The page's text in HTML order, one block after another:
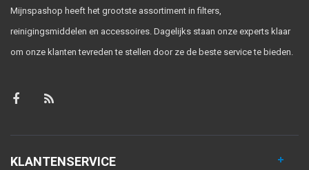
Mijnspashop heeft het grootste assortiment in filters,
reinigingsmiddelen en accessoires. Dagelijks staan onze experts klaar
om onze klanten tevreden te stellen door ze de beste service te bieden.
KLANTENSERVICE